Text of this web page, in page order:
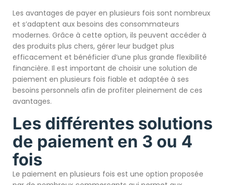
Les avantages de payer en plusieurs fois sont nombreux
et s’adaptent aux besoins des consommateurs
modernes. Grâce à cette option, ils peuvent accéder à
des produits plus chers, gérer leur budget plus
efficacement et bénéficier d’une plus grande flexibilité
financière. Il est important de choisir une solution de
paiement en plusieurs fois fiable et adaptée à ses
besoins personnels afin de profiter pleinement de ces
avantages.
Les différentes solutions
de paiement en 3 ou 4
fois
Le paiement en plusieurs fois est une option proposée